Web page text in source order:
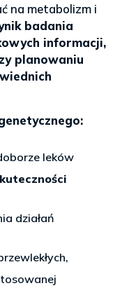
na metabolizm i
badania
informacji,
planowaniu
leków
działań